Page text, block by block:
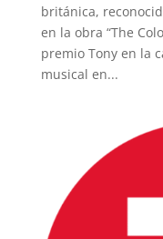
PELICULAS
TECNOVITOS
británica,
en la obra “The
premio Tony en la
musical en...